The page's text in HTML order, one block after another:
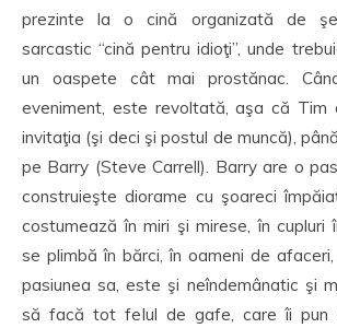
prezinte la o cină organizată de
sarcastic “cină pentru idioţi”, unde
un oaspete cât mai prostănac.
eveniment, este revoltată, aşa că Tim
invitaţia (şi deci şi postul de muncă),
pe Barry (Steve Carrell). Barry are o
construieşte diorame cu şoareci
costumează în miri şi mirese, în cupluri
se plimbă în bărci, în oameni de
pasiunea sa, este şi neîndemânatic şi
să facă tot felul de gafe, care îi pun